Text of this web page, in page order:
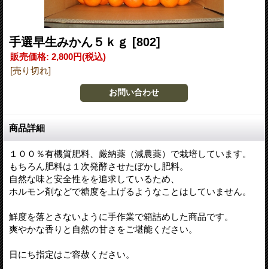
手選早生みかん５ｋｇ [802]
販売価格: 2,800円(税込)
[売り切れ]
商品詳細
１００％有機質肥料、厳納薬（減農薬）で栽培しています。
もちろん肥料は１次発酵させたぼかし肥料。
自然な味と安全性をを追求しているため、
ホルモン剤などで糖度を上げるようなことはしていません。
鮮度を落とさないように手作業で箱詰めした商品です。
爽やかな香りと自然の甘さをご堪能ください。
日にち指定はご容赦ください。